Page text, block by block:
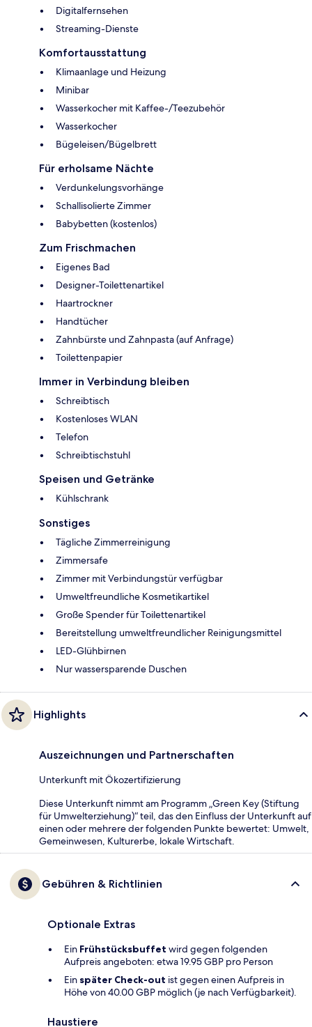
Digitalfernsehen
Streaming-Dienste
Komfortausstattung
Klimaanlage und Heizung
Minibar
Wasserkocher mit Kaffee-/Teezubehör
Wasserkocher
Bügeleisen/Bügelbrett
Für erholsame Nächte
Verdunkelungsvorhänge
Schallisolierte Zimmer
Babybetten (kostenlos)
Zum Frischmachen
Eigenes Bad
Designer-Toilettenartikel
Haartrockner
Handtücher
Zahnbürste und Zahnpasta (auf Anfrage)
Toilettenpapier
Immer in Verbindung bleiben
Schreibtisch
Kostenloses WLAN
Telefon
Schreibtischstuhl
Speisen und Getränke
Kühlschrank
Sonstiges
Tägliche Zimmerreinigung
Zimmersafe
Zimmer mit Verbindungstür verfügbar
Umweltfreundliche Kosmetikartikel
Große Spender für Toilettenartikel
Bereitstellung umweltfreundlicher Reinigungsmittel
LED-Glühbirnen
Nur wassersparende Duschen
Highlights
Auszeichnungen und Partnerschaften
Unterkunft mit Ökozertifizierung
Diese Unterkunft nimmt am Programm „Green Key (Stiftung
für Umwelterziehung)“ teil, das den Einfluss der Unterkunft auf
einen oder mehrere der folgenden Punkte bewertet: Umwelt,
Gemeinwesen, Kulturerbe, lokale Wirtschaft.
Gebühren & Richtlinien
Optionale Extras
Ein Frühstücksbuffet wird gegen folgenden
Aufpreis angeboten: etwa 19.95 GBP pro Person
Ein später Check-out ist gegen einen Aufpreis in
Höhe von 40.00 GBP möglich (je nach Verfügbarkeit).
Haustiere